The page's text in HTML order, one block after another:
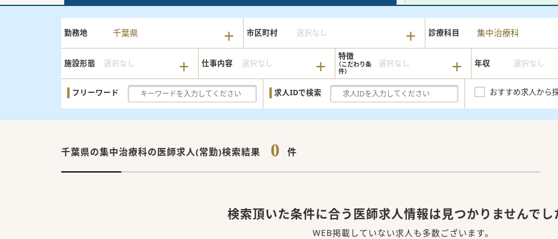
勤務地 千葉県 市区町村 選択なし 診療科目 集中治療科
施設形態 選択なし 仕事内容 選択なし
特徴
選択なし 年収 選択なし
フリーワード 求人IDで検索 おすすめ求人から
千葉県の集中治療科の医師求人(常勤)検索結果 0 件
検索頂いた条件に合う医師求人情報は見つかりませんでし
WEB掲載していない求人も多数ございます。